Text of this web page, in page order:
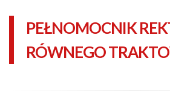
PEŁNOMOCNIK
RÓWNEGO